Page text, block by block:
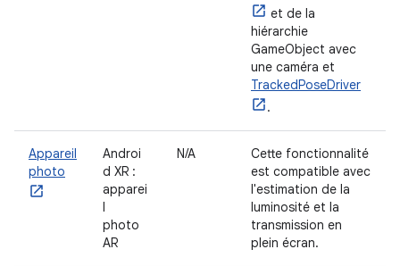
et de la
hiérarchie
GameObject avec
une caméra et
TrackedPoseDriver
.
Appareil
photo
Androi
d XR :
apparei
l
photo
AR
N/A
Cette fonctionnalité
est compatible avec
l'estimation de la
luminosité et la
transmission en
plein écran.